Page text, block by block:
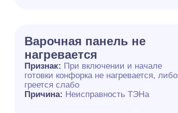
Варочная панель не
нагревается
Признак: При включении и начале
готовки конфорка не нагревается, либо
греется слабо
Причина: Неисправность ТЭНа